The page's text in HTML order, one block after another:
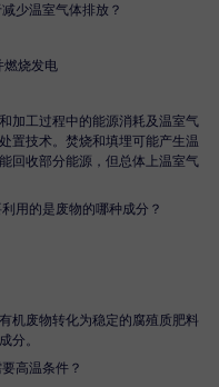
少温室气体排放？
燃烧发电
加工过程中的能源消耗及温室气
置技术。焚烧和填埋可能产生温
回收部分能源，但总体上温室气
用的是废物的哪种成分？
机废物转化为稳定的腐殖质肥料
分。
高温条件？